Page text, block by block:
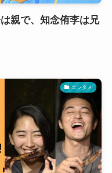
親で、知念侑李は兄
エンタメ